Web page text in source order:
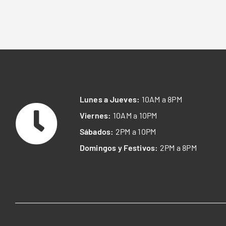
Lunes a Jueves: 10AM a 8PM
Viernes: 10AM a 10PM
Sábados: 2PM a 10PM
Domingos y Festivos: 2PM a 8PM